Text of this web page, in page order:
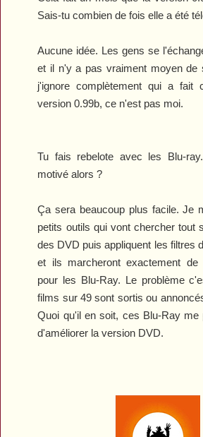
Sais-tu combien de fois elle a été
Aucune idée. Les gens se
et il n'y a pas vraiment moyen de
j'ignore complètement qui a fait
version 0.99b, ce n'est pas moi.
Tu fais rebelote avec les Blu-
motivé alors ?
Ça sera beaucoup plus facile. Je
petits outils qui vont chercher tout
des DVD puis appliquent les filtres
et ils marcheront exactement
pour les Blu-Ray. Le problème
films sur 49 sont sortis ou
Quoi qu'il en soit, ces Blu-Ray me
d'améliorer la version DVD.